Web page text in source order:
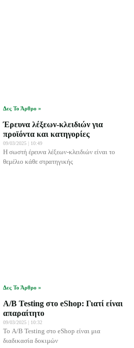
Δες Το Άρθρο »
Έρευνα λέξεων-κλειδιών για
προϊόντα και κατηγορίες
09/03/2025 10:49
Η σωστή έρευνα λέξεων-κλειδιών είναι το
θεμέλιο κάθε στρατηγικής
Δες Το Άρθρο »
A/B Testing στο eShop: Γιατί είναι
απαραίτητο
09/03/2025 10:32
Το A/B Testing στο eShop είναι μια
διαδικασία δοκιμών